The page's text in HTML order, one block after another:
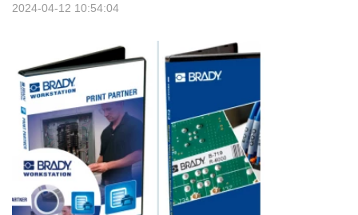
2024-04-12 10:54:04